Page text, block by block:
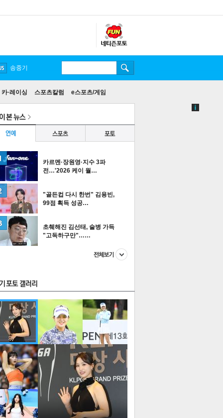
카·레이싱 스포츠칼럼 e스포츠/게임
본 뉴스
스포츠 포토
카르멘·장원영·지수 3파
전…'2026 케이 월…
"골든컵 다시 한번" 김용빈,
99점 획득 성공…
초췌해진 김선태, 술병 가득
"고독하구만"……